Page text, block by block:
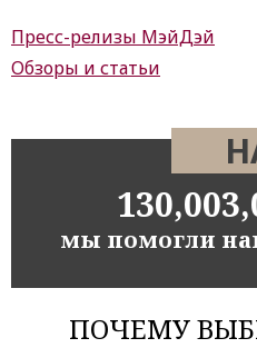
Пресс-релизы МэйДэй
Обзоры и статьи
мы помогли
ПОЧЕМУ